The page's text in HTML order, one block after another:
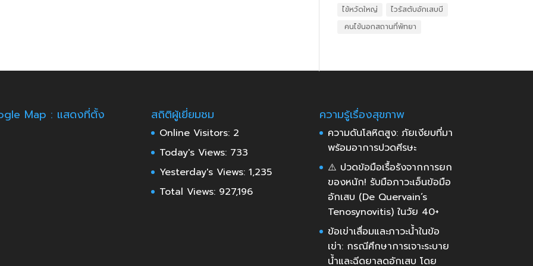
ไข้หวัดใหญ่
ไวรัสตับอักเสบบี
​ คนไข้นอกสถานที่พัทยา
Map : แสดงที่ตั้ง สถิติผู้เยี่ยมชม
Online Visitors: 2
Today's Views: 733
Yesterday's Views: 1,235
Total Views: 927,196
ความรู้เรื่องสุขภาพ
ความดันโลหิตสูง: ภัยเงียบที่มา
พร้อมอาการปวดศีรษะ
⚠️ ปวดข้อมือเรื้อรังจากการยก
ของหนัก! รับมือภาวะเอ็นข้อมือ
อักเสบ (De Quervain’s
Tenosynovitis) ในวัย 40+
ข้อเข่าเสื่อมและภาวะน้ำในข้อ
เข่า: กรณีศึกษาการเจาะระบาย
น้ำและฉีดยาลดอักเสบ โดย